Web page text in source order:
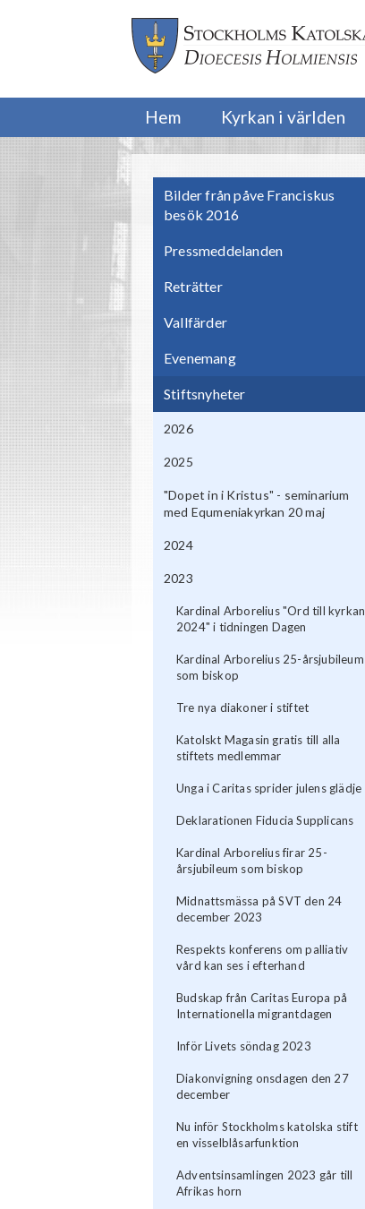
Hem Kyrkan i världen
Bilder från påve Franciskus
besök 2016
Pressmeddelanden
Reträtter
Vallfärder
Evenemang
Stiftsnyheter
2026
2025
"Dopet in i Kristus" - seminarium
med Equmeniakyrkan 20 maj
2024
2023
Kardinal Arborelius "Ord till kyrkan
2024" i tidningen Dagen
Kardinal Arborelius 25-årsjubileum
som biskop
Tre nya diakoner i stiftet
Katolskt Magasin gratis till alla
stiftets medlemmar
Unga i Caritas sprider julens glädje
Deklarationen Fiducia Supplicans
Kardinal Arborelius firar 25-
årsjubileum som biskop
Midnattsmässa på SVT den 24
december 2023
Respekts konferens om palliativ
vård kan ses i efterhand
Budskap från Caritas Europa på
Internationella migrantdagen
Inför Livets söndag 2023
Diakonvigning onsdagen den 27
december
Nu inför Stockholms katolska stift
en visselblåsarfunktion
Adventsinsamlingen 2023 går till
Afrikas horn